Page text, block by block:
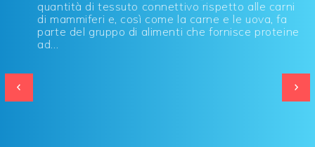
quantità di tessuto connettivo rispetto alle carni
di mammiferi e, così come la carne e le uova, fa
parte del gruppo di alimenti che fornisce proteine
ad...